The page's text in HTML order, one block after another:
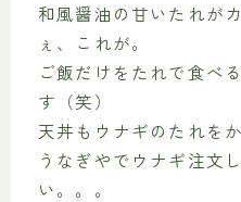
和風醤油の甘いたれが
ぇ、これが。
ご飯だけをたれで食べ
す（笑）
天丼もウナギのたれを
うなぎやでウナギ注文
い。。。